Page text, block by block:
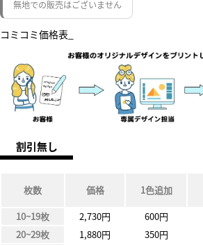
無地での販売はございません
コミコミ価格表_
割引無し
枚数 価格 1色追加
10~19枚
2,730円 600円
20~29枚
1,880円 350円